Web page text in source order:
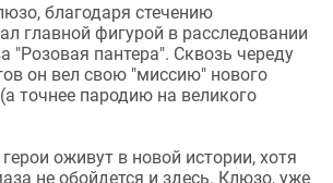
благодаря стечению
главной фигурой в расследовании
"Розовая пантера". Сквозь череду
он вел свою "миссию" нового
точнее пародию на великого
оживут в новой истории, хотя
не обойдется и здесь. Клюзо, уже